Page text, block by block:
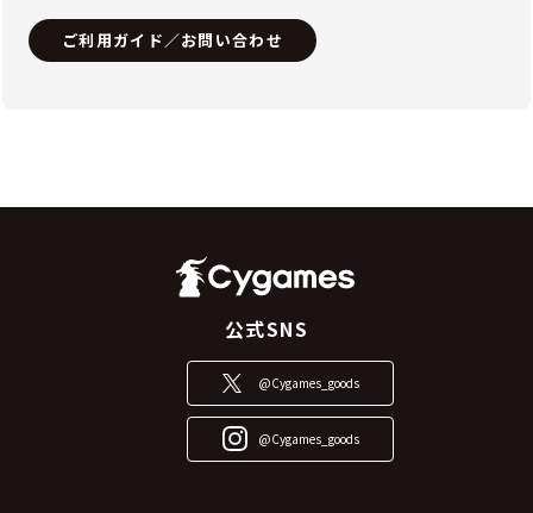
ご利用ガイド／お問い合わせ
公式SNS
@Cygames_goods
@Cygames_goods